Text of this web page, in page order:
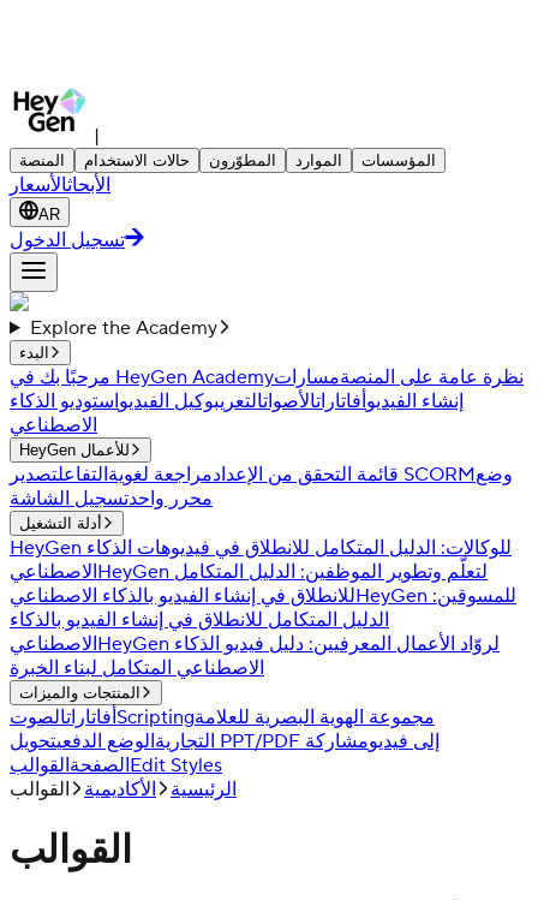
|
المنصة حالات الاستخدام المطوّرون الموارد المؤسسات
الأبحاثالأسعار
AR
تسجيل الدخول
Explore the Academy
البدء
مرحبًا بك في HeyGen Academy نظرة عامة على المنصةمسارات
إنشاء الفيديوأفاتاراتالأصواتالتعريبوكيل الفيديواستوديو الذكاء
الاصطناعي
HeyGen للأعمال
قائمة التحقق من الإعدادمراجعة لغويةالتفاعل تصدير SCORMوضع
محرر واحدتسجيل الشاشة
أدلة التشغيل
HeyGen للوكالات: الدليل المتكامل للانطلاق في فيديوهات الذكاء
الاصطناعيHeyGen لتعلّم وتطوير الموظفين: الدليل المتكامل
للانطلاق في إنشاء الفيديو بالذكاء الاصطناعيHeyGen للمسوقين:
الدليل المتكامل للانطلاق في إنشاء الفيديو بالذكاء
الاصطناعيHeyGen لروّاد الأعمال المعرفيين: دليل فيديو الذكاء
الاصطناعي المتكامل لبناء الخبرة
المنتجات والميزات
أفاتاراتالصوت Scriptingمجموعة الهوية البصرية للعلامة
التجاريةالوضع الدفعي تحويل PPT/PDF إلى فيديومشاركة
الصفحةالقوالب
Edit Styles
الرئيسية
الأكاديمية القوالب
القوالب